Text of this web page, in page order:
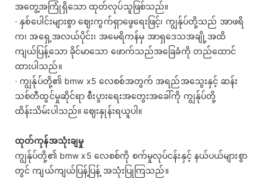
အတွေ့အကြုံရှိသော ထုတ်လုပ်သူဖြစ်သည်။
· နှစ်ပေါင်းများစွာ ဈေးကွက်ရှာဖွေရေးဖြင့်၊ ကျွန်ုပ်တို့သည် အာဖရိ
က၊ အရှေ့အလယ်ပိုင်း၊ အမေရိကန်မှ အာရှဒေသအချို့အထိ
ကျယ်ပြန့်သော ခိုင်မာသော ဖောက်သည်အခြေခံကို တည်ထောင်
ထားပါသည်။
· ကျွန်ုပ်တို့၏ bmw x5 လေစစ်အတွက် အရည်အသွေးနှင့် ဆန်း
သစ်တီထွင်မှုဆိုင်ရာ စီးပွားရေးအတွေးအခေါ်ကို ကျွန်ုပ်တို့
ထိန်းသိမ်းပါသည်။ ဈေးနှုန်းရယူပါ။
ထုတ်ကုန်အသုံးချမှု
ကျွန်ုပ်တို့၏ bmw x5 လေစစ်ကို စက်မှုလုပ်ငန်းနှင့် နယ်ပယ်များစွာ
တွင် ကျယ်ကျယ်ပြန့်ပြန့် အသုံးပြုကြသည်။